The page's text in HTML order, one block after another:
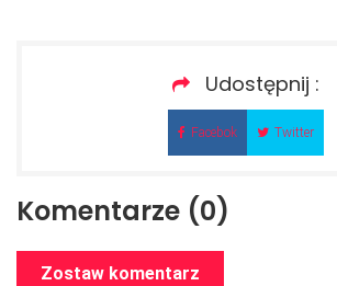
Udostępnij :
Facebok Twitter
Komentarze (0)
Zostaw komentarz